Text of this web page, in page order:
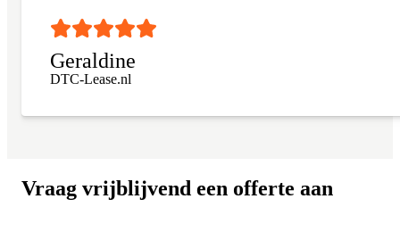
Geraldine
DTC-Lease.nl
Vraag vrijblijvend een offerte aan